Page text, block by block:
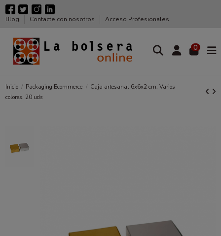
Blog Contacte con nosotros Acceso Profesionales
0
Inicio Packaging Ecommerce
Caja artesanal 6x6x2 cm. Varios
colores. 20 uds